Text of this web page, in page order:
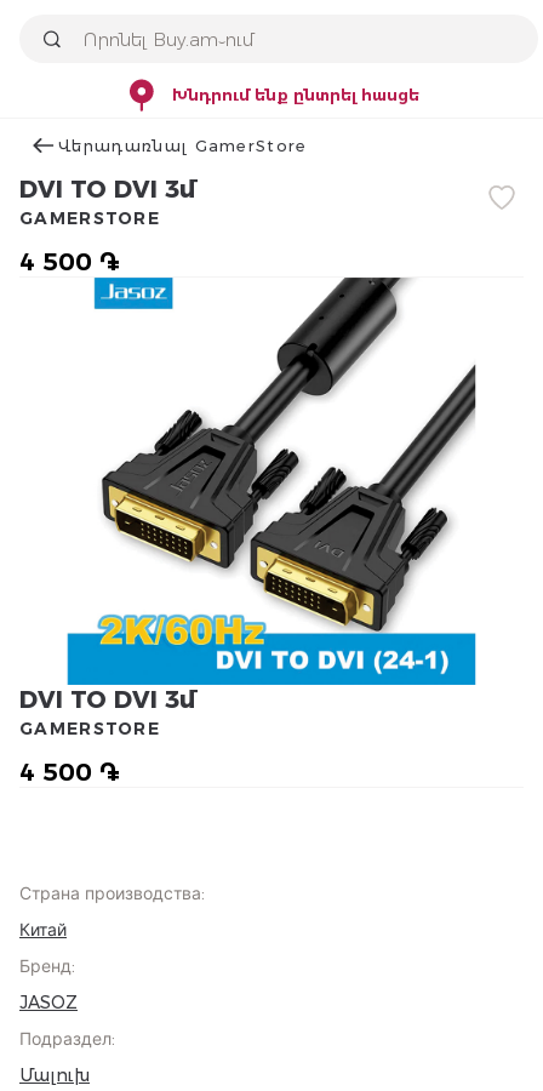
Խնդրում ենք ընտրել հասցե
Վերադառնալ GamerStore
DVI TO DVI 3մ
4 500 ֏
GAMERSTORE
DVI TO DVI 3մ
4 500 ֏
GAMERSTORE
Страна производства:
Китай
Бренд:
JASOZ
Подраздел:
Մալուխ